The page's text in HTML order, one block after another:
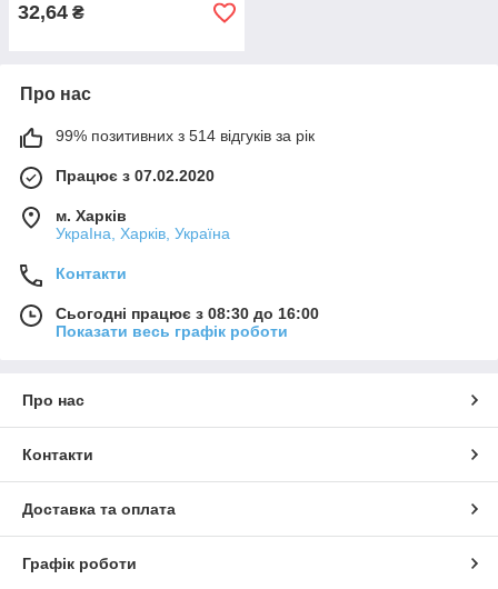
32,64 ₴
Про нас
99% позитивних з 514 відгуків за рік
Працює з 07.02.2020
м. Харків
УкраІна, Харків, Україна
Контакти
Сьогодні працює з 08:30 до 16:00
Показати весь графік роботи
Про нас
Контакти
Доставка та оплата
Графік роботи